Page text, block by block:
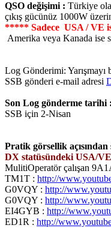
QSO değişimi : Türkiye
çıkış gücünüz 1000W
***** Sadece USA / VE
Amerika veya Kanada ise
Log Gönderimi: Yarışmayı
SSB gönderi e-mail adresi
Son Log gönderme tarihi :
SSB için 2-Nisan
Pratik görsellik
DX statüsündeki USA/VE
MulitiOperatör çalışan
TM1T : http://
G0VQY : http://
G0VQY : http://
EI4GYB : http://
ED1R : http://